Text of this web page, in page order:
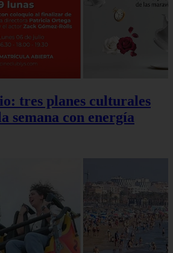
tres planes culturales
semana con energía